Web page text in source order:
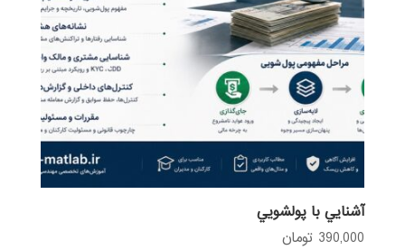
آشنايي با پولشويي
390,000 تومان